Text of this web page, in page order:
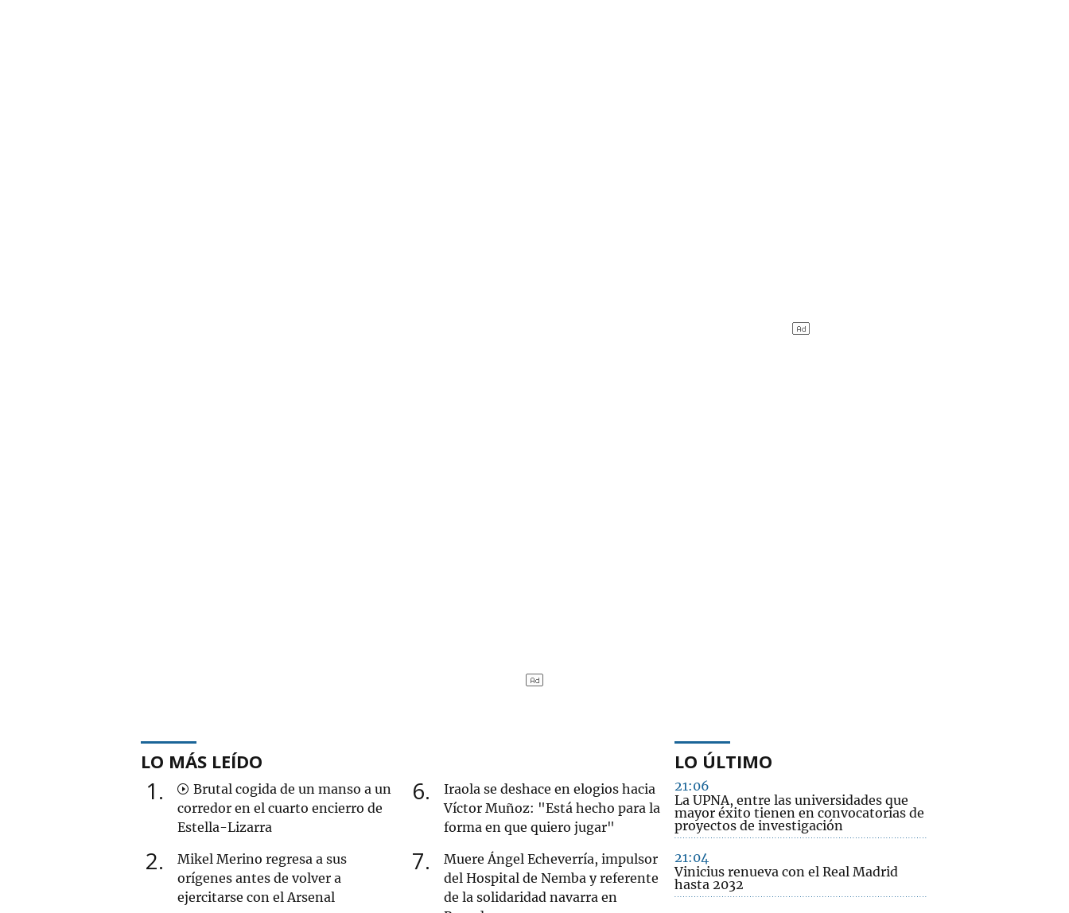
LO MÁS LEÍDO
1
Brutal cogida de un manso a un
corredor en el cuarto encierro de
Estella-Lizarra
2
Mikel Merino regresa a sus
orígenes antes de volver a
ejercitarse con el Arsenal
6
Iraola se deshace en elogios hacia
Víctor Muñoz: "Está hecho para la
forma en que quiero jugar"
7
Muere Ángel Echeverría, impulsor
del Hospital de Nemba y referente
de la solidaridad navarra en
LO ÚLTIMO
21:06
La UPNA, entre las universidades que
mayor éxito tienen en convocatorias de
proyectos de investigación
21:04
Vinicius renueva con el Real Madrid
hasta 2032